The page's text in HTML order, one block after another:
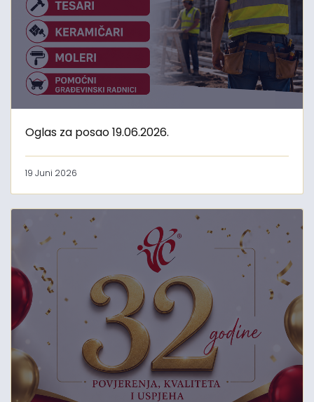
Oglas za posao 19.06.2026.
19 Juni 2026